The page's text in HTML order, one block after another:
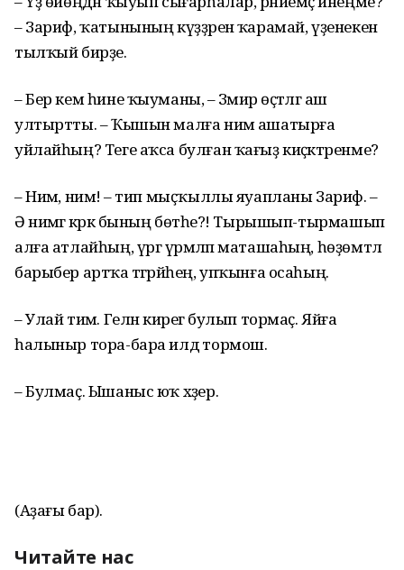
– Зариф, ҡатынының күҙҙәренә ҡарамай, үҙенекен
тылҡый бирҙе.
– Бер кем һине ҡыуманы, – Зәмирә өҫтәлгә аш
ултыртты. – Ҡышын малға нимә ашатырға
уйлайһың? Теге аҡса булған ҡағыҙ киҫәктәренме?
– Нимә, нимә! – тип мыҫҡыллы яуапланы Зариф. –
Ә нимәгә кәрәк бының бөтәһе?! Тырышып-тырмашып
алға атлайһың, үргә үрмәләп маташаһың, һөҙөмтәлә
барыбер артҡа тәгәрәйһең, упҡынға осаһың.
– Улай тимә. Гелән кирегә булып тормаҫ. Яйға
һалыныр тора-бара илдә тормош.
– Булмаҫ. Ышаныс юҡ хәҙер.
(Аҙағы бар).
Читайте нас